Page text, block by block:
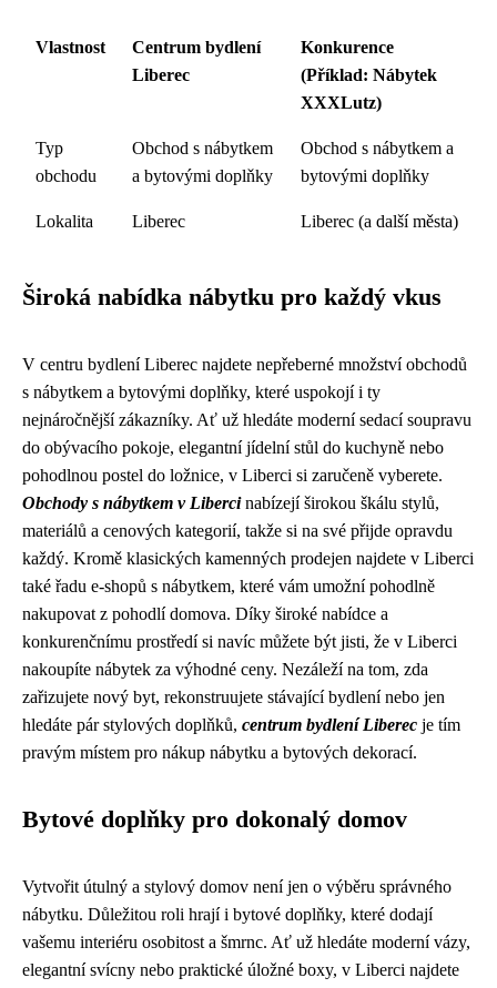
Vlastnost
Centrum bydlení
Liberec
Konkurence
(Příklad: Nábytek
XXXLutz)
Typ
obchodu
Obchod s nábytkem
a bytovými doplňky
Obchod s nábytkem a
bytovými doplňky
Lokalita Liberec Liberec (a další města)
Široká nabídka nábytku pro každý vkus
V centru bydlení Liberec najdete nepřeberné množství obchodů
s nábytkem a bytovými doplňky, které uspokojí i ty
nejnáročnější zákazníky. Ať už hledáte moderní sedací soupravu
do obývacího pokoje, elegantní jídelní stůl do kuchyně nebo
pohodlnou postel do ložnice, v Liberci si zaručeně vyberete.
Obchody s nábytkem v Libercinabízejí širokou škálu stylů,
materiálů a cenových kategorií, takže si na své přijde opravdu
každý. Kromě klasických kamenných prodejen najdete v Liberci
také řadu e-shopů s nábytkem, které vám umožní pohodlně
nakupovat z pohodlí domova. Díky široké nabídce a
konkurenčnímu prostředí si navíc můžete být jisti, že v Liberci
nakoupíte nábytek za výhodné ceny. Nezáleží na tom, zda
zařizujete nový byt, rekonstruujete stávající bydlení nebo jen
hledáte pár stylových doplňků, centrum bydlení Liberec je tím
pravým místem pro nákup nábytku a bytových dekorací.
Bytové doplňky pro dokonalý domov
Vytvořit útulný a stylový domov není jen o výběru správného
nábytku. Důležitou roli hrají i bytové doplňky, které dodají
vašemu interiéru osobitost a šmrnc. Ať už hledáte moderní vázy,
elegantní svícny nebo praktické úložné boxy, v Liberci najdete